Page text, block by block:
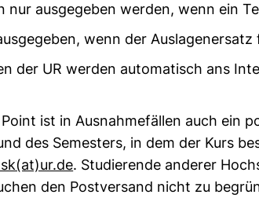
ausgegeben werden, wenn ein
wenn der
der UR werden automatisch ans
ist in Ausnahmefällen auch ein
des Semesters, in dem der Kurs
. Studierende anderer
den Postversand nicht zu